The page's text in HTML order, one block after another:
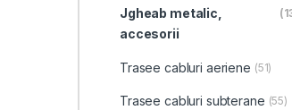
Jgheab metalic,
accesorii
Trasee cabluri aeriene (51)
Trasee cabluri subterane (55)